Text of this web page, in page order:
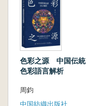
色彩之源 中国伝統
色彩語言解析
周鈞
中国紡織出版社